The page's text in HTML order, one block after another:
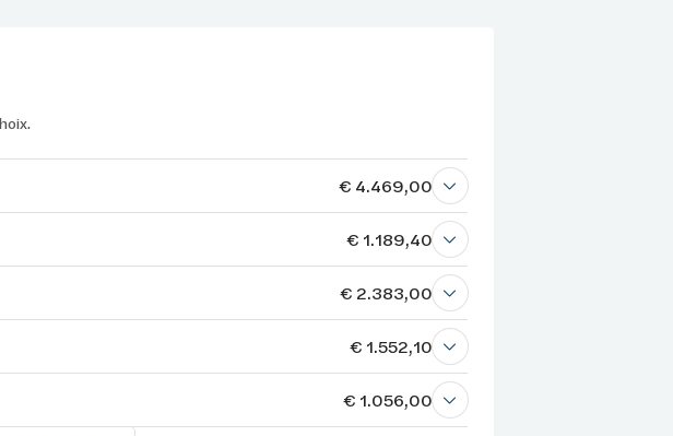
€ 4.469,00
€ 1.189,40
€ 2.383,00
€ 1.552,10
€ 1.056,00